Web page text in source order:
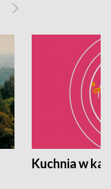
Kuchnia w